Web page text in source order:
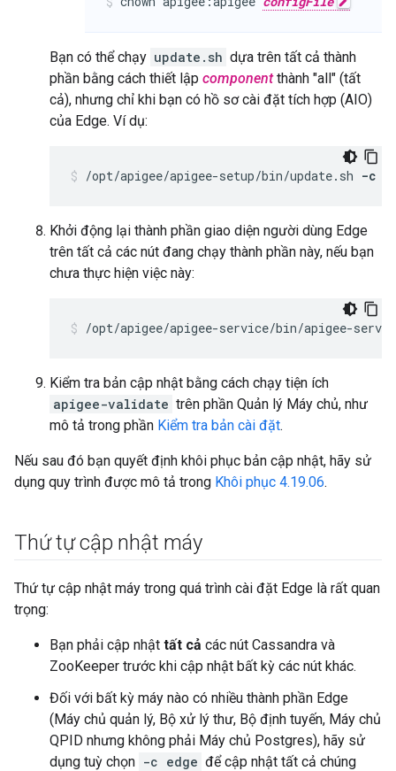
Bạn có thể chạy update.sh dựa trên tất cả thành
phần bằng cách thiết lập componentthành "all" (tất
cả), nhưng chỉ khi bạn có hồ sơ cài đặt tích hợp (AIO)
của Edge. Ví dụ:
/opt/apigee/apigee-setup/bin/update.sh -c
Khởi động lại thành phần giao diện người dùng Edge
trên tất cả các nút đang chạy thành phần này, nếu bạn
chưa thực hiện việc này:
/opt/apigee/apigee-service/bin/apigee-
Kiểm tra bản cập nhật bằng cách chạy tiện ích
apigee-validate trên phần Quản lý Máy chủ, như
mô tả trong phần Kiểm tra bản cài đặt.
Nếu sau đó bạn quyết định khôi phục bản cập nhật, hãy sử
dụng quy trình được mô tả trong Khôi phục 4.19.06.
Thứ tự cập nhật máy
Thứ tự cập nhật máy trong quá trình cài đặt Edge là rất quan
trọng:
Bạn phải cập nhật tất cả các nút Cassandra và
ZooKeeper trước khi cập nhật bất kỳ các nút khác.
Đối với bất kỳ máy nào có nhiều thành phần Edge
(Máy chủ quản lý, Bộ xử lý thư, Bộ định tuyến, Máy chủ
QPID nhưng không phải Máy chủ Postgres), hãy sử
dụng tuỳ chọn -c edge để cập nhật tất cả chúng